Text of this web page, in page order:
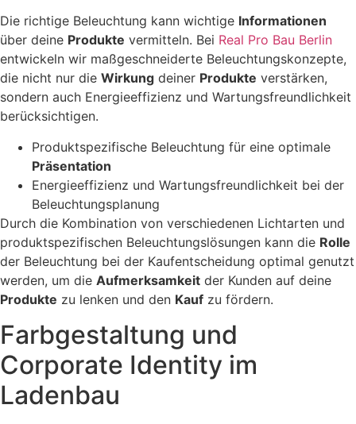
Die richtige Beleuchtung kann wichtige Informationen
über deine Produkte vermitteln. Bei Real Pro Bau Berlin
entwickeln wir maßgeschneiderte Beleuchtungskonzepte,
die nicht nur die Wirkung deiner Produkte verstärken,
sondern auch Energieeffizienz und Wartungsfreundlichkeit
berücksichtigen.
Produktspezifische Beleuchtung für eine optimale
Präsentation
Energieeffizienz und Wartungsfreundlichkeit bei der
Beleuchtungsplanung
Durch die Kombination von verschiedenen Lichtarten und
produktspezifischen Beleuchtungslösungen kann die Rolle
der Beleuchtung bei der Kaufentscheidung optimal genutzt
werden, um die Aufmerksamkeit der Kunden auf deine
Produkte zu lenken und den Kauf zu fördern.
Farbgestaltung und
Corporate Identity im
Ladenbau